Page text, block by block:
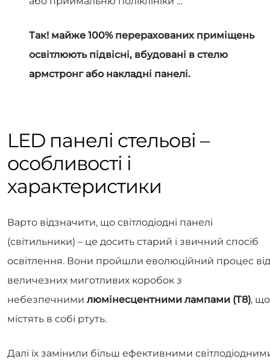
Так! майже 100% перерахованих приміщень
освітлюють підвісні, вбудовані в стелю
армстронг або накладні панелі.
LED панелі стельові –
особливості і
характеристики
Варто відзначити, що світлодіодні панелі
(світильники) – це досить старий і звичний спосіб
освітлення. Вони пройшли еволюційний процес від
величезних миготливих коробок з
небезпечними люмінесцентними лампами (Т8), що
містять в собі ртуть.
Далі їх замінили більш ефективними